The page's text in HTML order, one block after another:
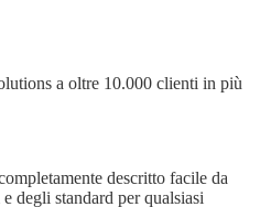
a oltre 10.000 clienti in più
descritto facile da
degli standard per qualsiasi